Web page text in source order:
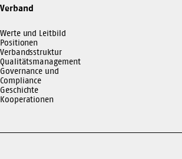
Verband
Werte und Leitbild
Positionen
Verbandsstruktur
Qualitätsmanagement
Governance und
Compliance
Geschichte
Kooperationen